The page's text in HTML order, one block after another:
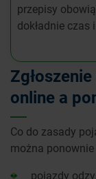
przepisy
dokładnie czas
online a
Co do zasady
można
pojazdy